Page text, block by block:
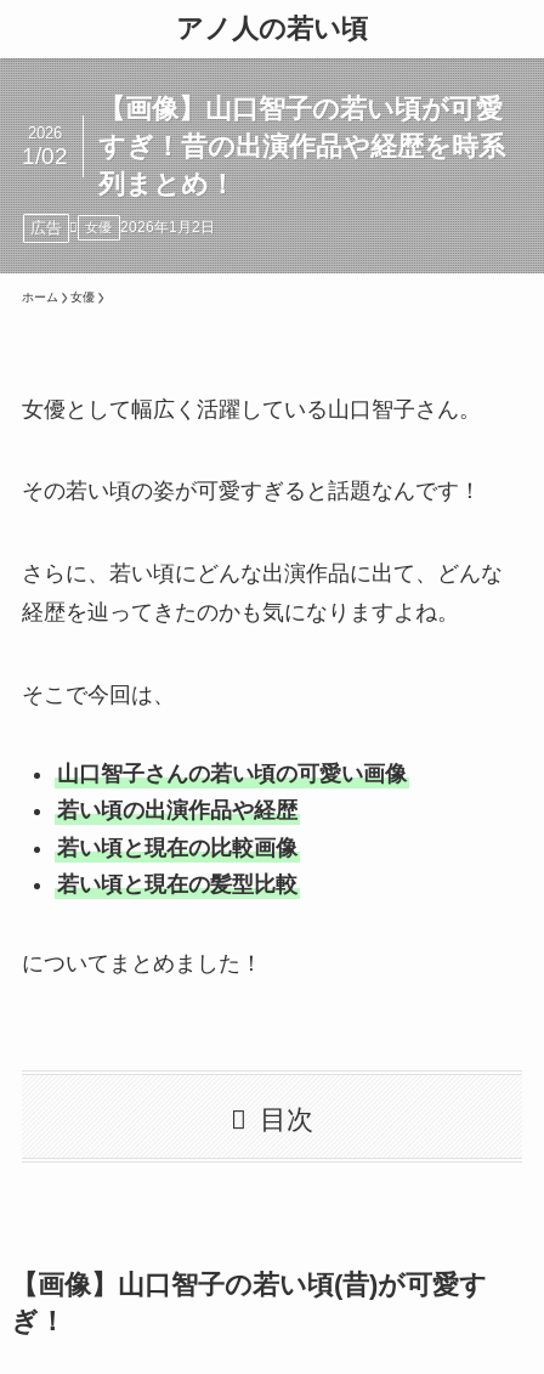
アノ人の若い頃
【画像】山口智子の若い頃が可愛
すぎ！昔の出演作品や経歴を時系
列まとめ！
2026
1/02
広告 女優 2026年1月2日
ホーム 女優
女優として幅広く活躍している山口智子さん。
その若い頃の姿が可愛すぎると話題なんです！
さらに、若い頃にどんな出演作品に出て、どんな
経歴を辿ってきたのかも気になりますよね。
そこで今回は、
山口智子さんの若い頃の可愛い画像
若い頃の出演作品や経歴
若い頃と現在の比較画像
若い頃と現在の髪型比較
についてまとめました！
目次
【画像】山口智子の若い頃(昔)が可愛す
ぎ！